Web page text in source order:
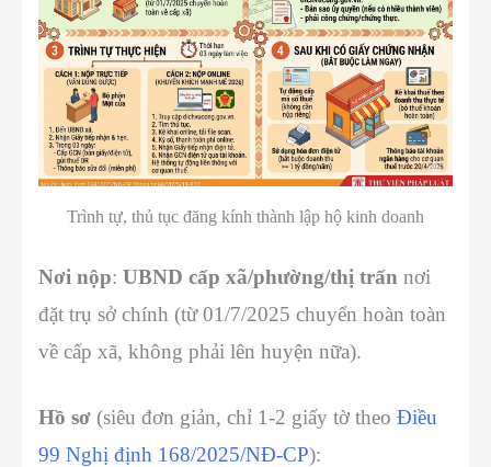
Trình tự, thủ tục đăng kính thành lập hộ kinh doanh
Nơi nộp: UBND cấp xã/phường/thị trấn nơi
đặt trụ sở chính (từ 01/7/2025 chuyển hoàn toàn
về cấp xã, không phải lên huyện nữa).
Hồ sơ (siêu đơn giản, chỉ 1-2 giấy tờ theo Điều
99 Nghị định 168/2025/NĐ-CP):